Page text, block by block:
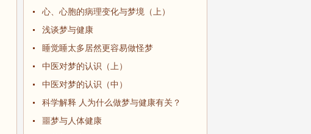
心、心胞的病理变化与梦境（上）
浅谈梦与健康
睡觉睡太多居然更容易做怪梦
中医对梦的认识（上）
中医对梦的认识（中）
科学解释 人为什么做梦与健康有关？
噩梦与人体健康